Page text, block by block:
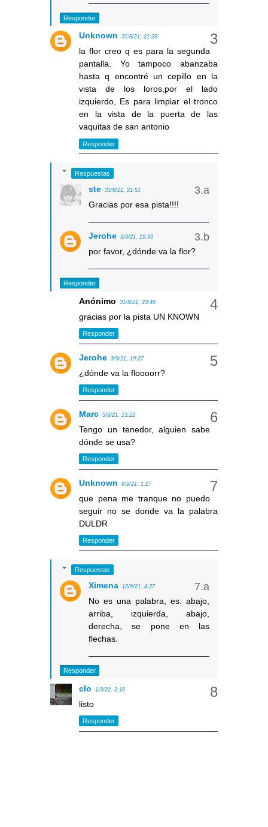
Responder
Unknown 31/8/21, 21:28
la flor creo q es para la segunda
pantalla. Yo tampoco abanzaba
hasta q encontré un cepillo en la
vista de los loros,por el lado
izquierdo, Es para limpiar el tronco
en la vista de la puerta de las
vaquitas de san antonio
Responder
Respuestas
ste 31/8/21, 21:51
Gracias por esa pista!!!!
Jerohe 3/9/21, 19:33
por favor, ¿dónde va la flor?
Responder
Anónimo 31/8/21, 23:46
gracias por la pista UN KNOWN
Responder
Jerohe 3/9/21, 19:27
¿dónde va la floooorr?
Responder
Marc 5/9/21, 13:22
Tengo un tenedor, alguien sabe
dónde se usa?
Responder
Unknown 9/9/21, 1:17
que pena me tranque no puedo
seguir no se donde va la palabra
DULDR
Responder
Respuestas
Ximena 12/9/21, 4:27
No es una palabra, es: abajo,
arriba, izquierda, abajo,
derecha, se pone en las
flechas.
Responder
clo 1/3/22, 3:16
listo
Responder